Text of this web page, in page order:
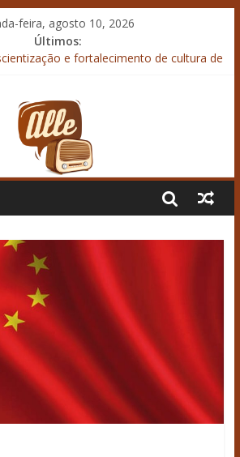
feira, agosto 10, 2026
Últimos:
e fortalecimento de cultura de
com recorde de público
de Relações Institucionais do
planejado garante resultado no campo